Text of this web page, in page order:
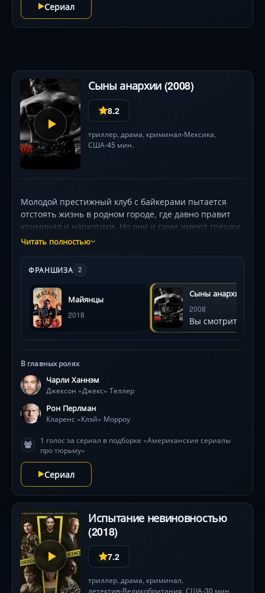
Сериал
Сыны анархии (2008)
8.2
триллер, драма, криминал•Мексика,
США•45 мин.
Молодой престижный клуб с байкерами пытается
отстоять жизнь в родном городе, где давно правит
криминал и наркотики. Но они и сами имеют грешки
приторговывая оружием. Вскоре лидер группы
Родители парня и вовсе не могут понять его
действий, но вскоре все становится еще сложнее.
Читать полностью
ФРАНШИЗА 2
Майянцы
2018
Сыны анархии
2008
Вы смотрите
В главных ролях
Чарли Ханнэм
Джексон «Джекс» Теллер
Рон Перлман
Кларенс «Клэй» Морроу
1 голос за сериал в подборке «Американские сериалы
про тюрьму»
Сериал
Испытание невиновностью
(2018)
7.2
триллер, драма, криминал,
детектив•Великобритания, США•30 мин.